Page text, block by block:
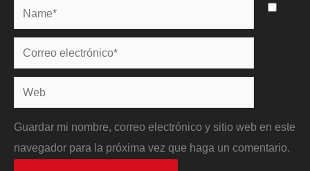
Name*
Correo
electrónico*
Web
Guardar mi nombre, correo electrónico y sitio web en este
navegador para la próxima vez que haga un comentario.